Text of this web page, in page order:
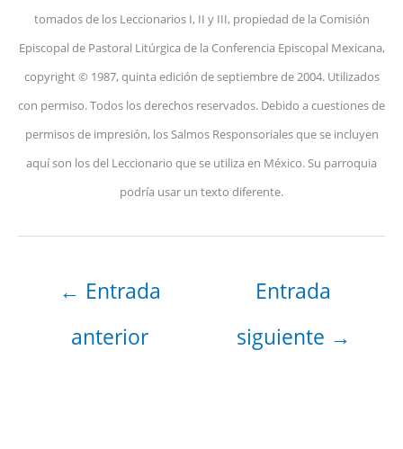
tomados de los Leccionarios I, II y III, propiedad de la Comisión
Episcopal de Pastoral Litúrgica de la Conferencia Episcopal Mexicana,
copyright © 1987, quinta edición de septiembre de 2004. Utilizados
con permiso. Todos los derechos reservados. Debido a cuestiones de
permisos de impresión, los Salmos Responsoriales que se incluyen
aquí son los del Leccionario que se utiliza en México. Su parroquia
podría usar un texto diferente.
← Entrada
anterior
Entrada
siguiente →